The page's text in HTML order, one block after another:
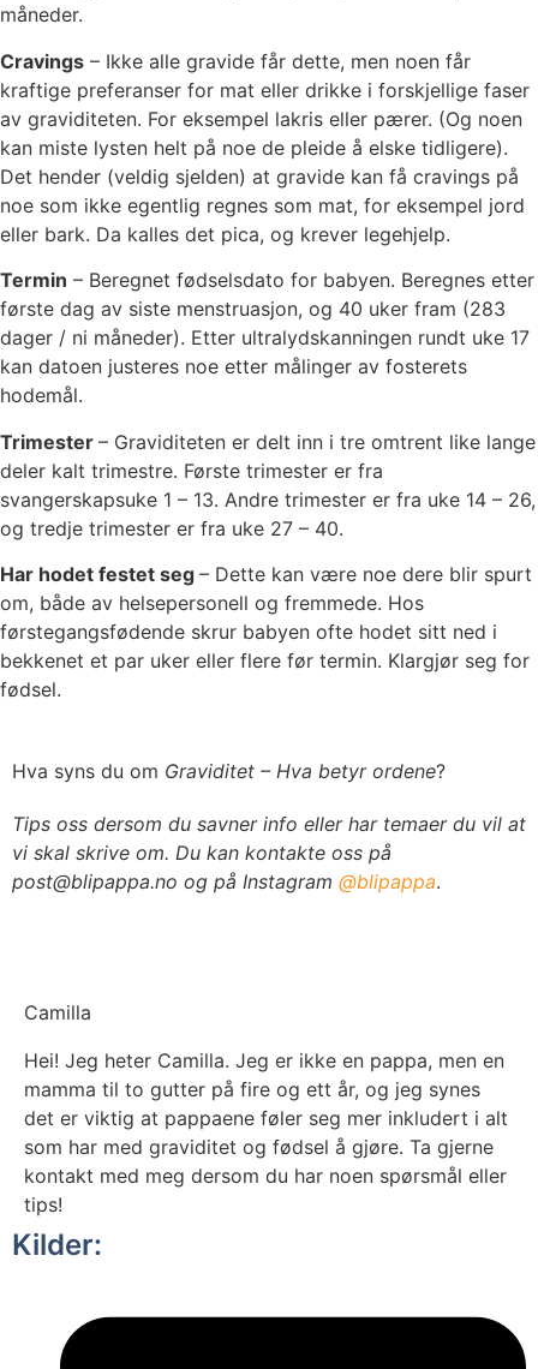
måneder.
Cravings – Ikke alle gravide får dette, men noen får
kraftige preferanser for mat eller drikke i forskjellige faser
av graviditeten. For eksempel lakris eller pærer. (Og noen
kan miste lysten helt på noe de pleide å elske tidligere).
Det hender (veldig sjelden) at gravide kan få cravings på
noe som ikke egentlig regnes som mat, for eksempel jord
eller bark. Da kalles det pica, og krever legehjelp.
Termin – Beregnet fødselsdato for babyen. Beregnes etter
første dag av siste menstruasjon, og 40 uker fram (283
dager / ni måneder). Etter ultralydskanningen rundt uke 17
kan datoen justeres noe etter målinger av fosterets
hodemål.
Trimester – Graviditeten er delt inn i tre omtrent like lange
deler kalt trimestre. Første trimester er fra
svangerskapsuke 1 – 13. Andre trimester er fra uke 14 – 26,
og tredje trimester er fra uke 27 – 40.
Har hodet festet seg – Dette kan være noe dere blir spurt
om, både av helsepersonell og fremmede. Hos
førstegangsfødende skrur babyen ofte hodet sitt ned i
bekkenet et par uker eller flere før termin. Klargjør seg for
fødsel.
Hva syns du om Graviditet – Hva betyr ordene?
Tips oss dersom du savner info eller har temaer du vil at
vi skal skrive om. Du kan kontakte oss på
post@blipappa.no og på Instagram @blipappa.
Camilla
Hei! Jeg heter Camilla. Jeg er ikke en pappa, men en
mamma til to gutter på fire og ett år, og jeg synes
det er viktig at pappaene føler seg mer inkludert i alt
som har med graviditet og fødsel å gjøre. Ta gjerne
kontakt med meg dersom du har noen spørsmål eller
tips!
Kilder: